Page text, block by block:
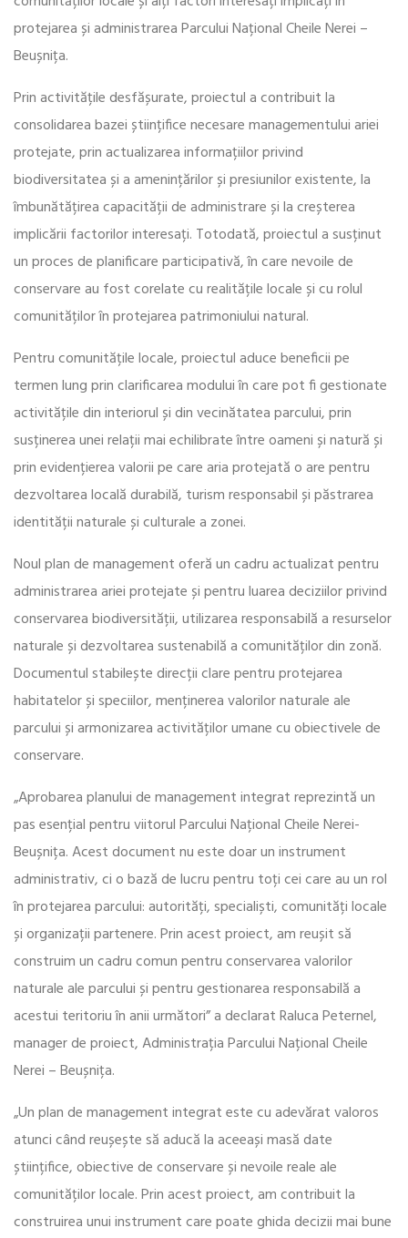
protejarea și administrarea Parcului Național Cheile Nerei –
Beușnița.
Prin activitățile desfășurate, proiectul a contribuit la
consolidarea bazei științifice necesare managementului ariei
protejate, prin actualizarea informațiilor privind
biodiversitatea și a amenințărilor și presiunilor existente, la
îmbunătățirea capacității de administrare și la creșterea
implicării factorilor interesați. Totodată, proiectul a susținut
un proces de planificare participativă, în care nevoile de
conservare au fost corelate cu realitățile locale și cu rolul
comunităților în protejarea patrimoniului natural.
Pentru comunitățile locale, proiectul aduce beneficii pe
termen lung prin clarificarea modului în care pot fi gestionate
activitățile din interiorul și din vecinătatea parcului, prin
susținerea unei relații mai echilibrate între oameni și natură și
prin evidențierea valorii pe care aria protejată o are pentru
dezvoltarea locală durabilă, turism responsabil și păstrarea
identității naturale și culturale a zonei.
Noul plan de management oferă un cadru actualizat pentru
administrarea ariei protejate și pentru luarea deciziilor privind
conservarea biodiversității, utilizarea responsabilă a resurselor
naturale și dezvoltarea sustenabilă a comunităților din zonă.
Documentul stabilește direcții clare pentru protejarea
habitatelor și speciilor, menținerea valorilor naturale ale
parcului și armonizarea activităților umane cu obiectivele de
conservare.
„Aprobarea planului de management integrat reprezintă un
pas esențial pentru viitorul Parcului Național Cheile Nerei-
Beușnița. Acest document nu este doar un instrument
administrativ, ci o bază de lucru pentru toți cei care au un rol
în protejarea parcului: autorități, specialiști, comunități locale
și organizații partenere. Prin acest proiect, am reușit să
construim un cadru comun pentru conservarea valorilor
naturale ale parcului și pentru gestionarea responsabilă a
acestui teritoriu în anii următori” a declarat Raluca Peternel,
manager de proiect, Administrația Parcului Național Cheile
Nerei – Beușnița.
„Un plan de management integrat este cu adevărat valoros
atunci când reușește să aducă la aceeași masă date
științifice, obiective de conservare și nevoile reale ale
comunităților locale. Prin acest proiect, am contribuit la
construirea unui instrument care poate ghida decizii mai bune